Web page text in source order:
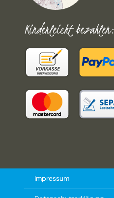
Kinderleicht bezahlen:
Impressum